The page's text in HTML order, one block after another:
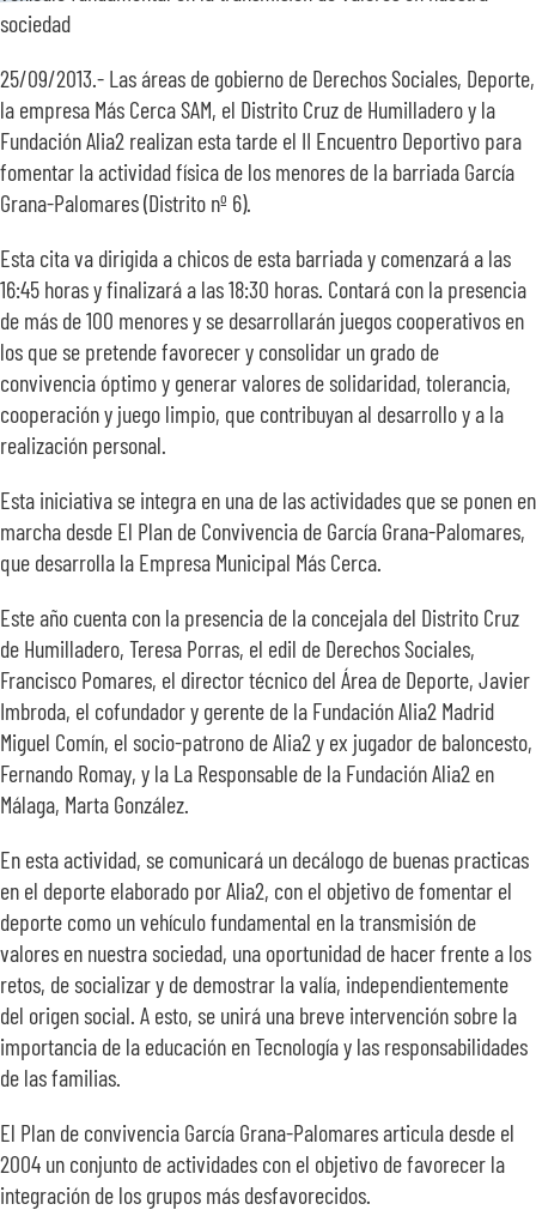
SOBRE NOSOTROS
TRANSPARENCIA
sociedad
25/09/2013.- Las áreas de gobierno de Derechos Sociales, Deporte,
la empresa Más Cerca SAM, el Distrito Cruz de Humilladero y la
Fundación Alia2 realizan esta tarde el II Encuentro Deportivo para
fomentar la actividad física de los menores de la barriada García
Grana-Palomares (Distrito nº 6).
Esta cita va dirigida a chicos de esta barriada y comenzará a las
16:45 horas y finalizará a las 18:30 horas. Contará con la presencia
de más de 100 menores y se desarrollarán juegos cooperativos en
los que se pretende favorecer y consolidar un grado de
convivencia óptimo y generar valores de solidaridad, tolerancia,
cooperación y juego limpio, que contribuyan al desarrollo y a la
realización personal.
Esta iniciativa se integra en una de las actividades que se ponen en
marcha desde El Plan de Convivencia de García Grana-Palomares,
que desarrolla la Empresa Municipal Más Cerca.
Este año cuenta con la presencia de la concejala del Distrito Cruz
de Humilladero, Teresa Porras, el edil de Derechos Sociales,
Francisco Pomares, el director técnico del Área de Deporte, Javier
Imbroda, el cofundador y gerente de la Fundación Alia2 Madrid
Miguel Comín, el socio-patrono de Alia2 y ex jugador de baloncesto,
Fernando Romay, y la La Responsable de la Fundación Alia2 en
Málaga, Marta González.
En esta actividad, se comunicará un decálogo de buenas practicas
en el deporte elaborado por Alia2, con el objetivo de fomentar el
deporte como un vehículo fundamental en la transmisión de
valores en nuestra sociedad, una oportunidad de hacer frente a los
retos, de socializar y de demostrar la valía, independientemente
del origen social. A esto, se unirá una breve intervención sobre la
importancia de la educación en Tecnología y las responsabilidades
de las familias.
El Plan de convivencia García Grana-Palomares articula desde el
2004 un conjunto de actividades con el objetivo de favorecer la
integración de los grupos más desfavorecidos.